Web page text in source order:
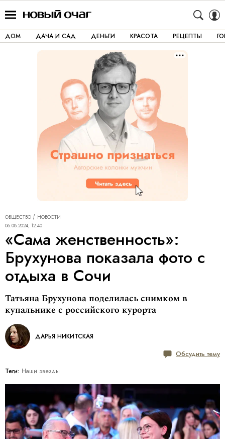
ДОМ ДАЧА И САД ДЕНЬГИ КРАСОТА РЕЦЕПТЫ
ОБЩЕСТВО
НОВОСТИ
06.08.2024, 12:40
«Сама женственность»:
Брухунова показала фото с
отдыха в Сочи
Татьяна Брухунова поделилась снимком в
купальнике с российского курорта
ДАРЬЯ НИКИТСКАЯ
Обсудить тему
Теги: Наши звезды